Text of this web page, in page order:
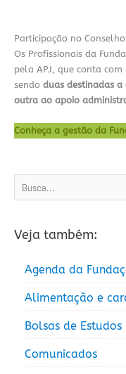
Participação no
Os Profissionais da
pela APJ, que conta
sendo duas destinadas
outra ao apoio
Conheça a gestão da
Pesquisar
Veja também:
Agenda da
Alimentação e
Bolsas de Estudos
Comunicados